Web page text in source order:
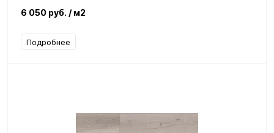
6 050 руб. / м2
Подробнее